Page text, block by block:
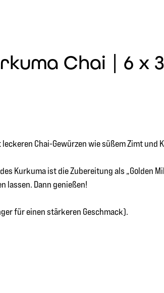
Chai | 6 x
Chai-Gewürzen wie süßem Zimt und
Kurkuma ist die Zubereitung als „Golden
lassen. Dann genießen!
für einen stärkeren Geschmack).